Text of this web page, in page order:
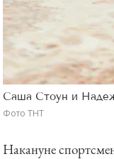
Саша Стоун и
Фото ТНТ
Накануне